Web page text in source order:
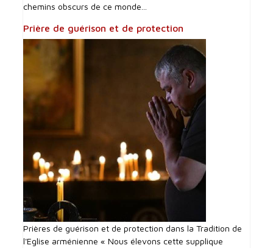
chemins obscurs de ce monde...
Prière de guérison et de protection
Prières de guérison et de protection dans la Tradition de
l'Eglise arménienne « Nous élevons cette supplique